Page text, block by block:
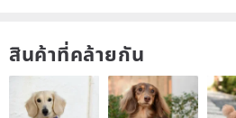
สินค้าที่คล้ายกัน